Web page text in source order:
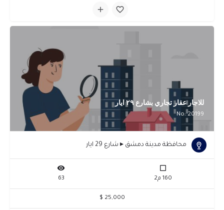
للاجار عقار تجاري بشارع ٢٩ ايار
No: 20199
محافظة مدينة دمشق ▸ شارع 29 ايار
160 م2 63
25,000 $